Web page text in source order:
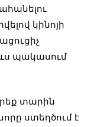
կինոյի
պակասում
տարին
ստեղծում է